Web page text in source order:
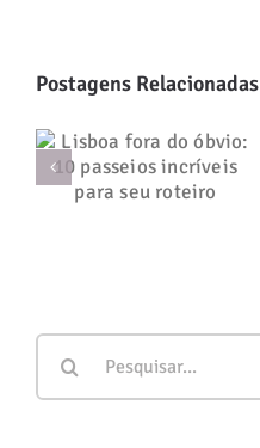
Postagens Relacionadas
Lisboa fora do
óbvio: 10
passeios